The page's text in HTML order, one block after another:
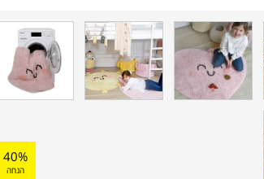
40%
הנחה